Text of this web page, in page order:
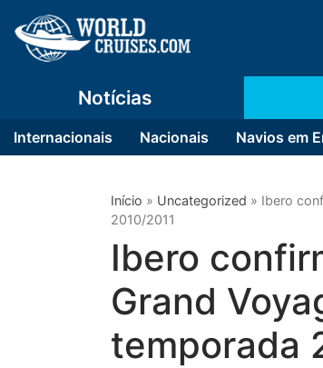
Notícias
Internacionais Nacionais Navios em
Início » Uncategorized » Ibero
2010/2011
Ibero
Grand
temporada